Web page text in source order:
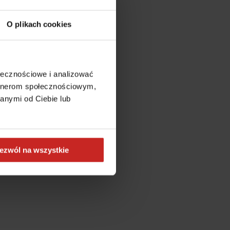
O plikach cookies
i analizować
społecznościowym,
od Ciebie lub
na wszystkie
information).